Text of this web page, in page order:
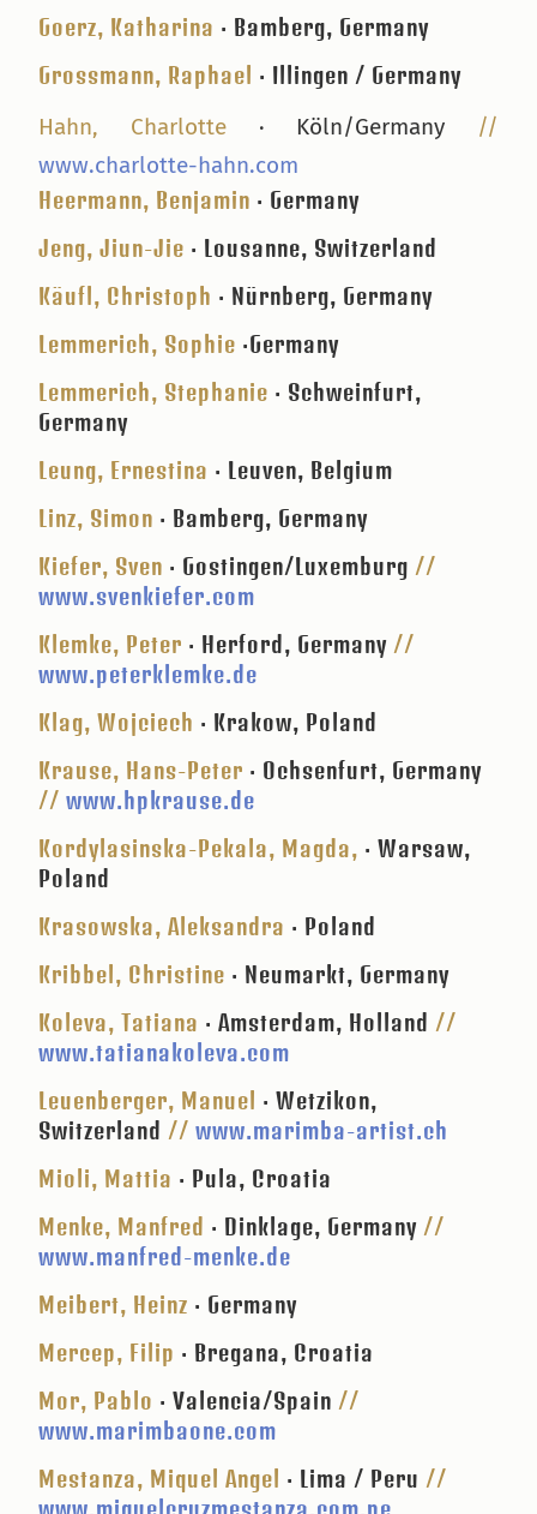
Goerz, Katharina · Bamberg, Germany
Grossmann, Raphael · Illingen / Germany
Hahn, Charlotte· Köln/Germany
//
www.charlotte-hahn.com
Heermann, Benjamin · Germany
Jeng, Jiun-Jie · Lousanne, Switzerland
Käufl, Christoph · Nürnberg, Germany
Lemmerich, Sophie ·Germany
Lemmerich, Stephanie · Schweinfurt,
Germany
Leung, Ernestina · Leuven, Belgium
Linz, Simon · Bamberg, Germany
Kiefer, Sven · Gostingen/Luxemburg //
www.svenkiefer.com
Klemke, Peter · Herford, Germany //
www.peterklemke.de
Klag, Wojciech · Krakow, Poland
Krause, Hans-Peter · Ochsenfurt, Germany
// www.hpkrause.de
Kordylasinska-Pekala, Magda, · Warsaw,
Poland
Krasowska, Aleksandra · Poland
Kribbel, Christine · Neumarkt, Germany
Koleva, Tatiana · Amsterdam, Holland //
www.tatianakoleva.com
Leuenberger, Manuel · Wetzikon,
Switzerland // www.marimba-artist.ch
Mioli, Mattia · Pula, Croatia
Menke, Manfred · Dinklage, Germany //
www.manfred-menke.de
Meibert, Heinz · Germany
Mercep, Filip · Bregana, Croatia
Mor, Pablo · Valencia/Spain //
www.marimbaone.com
Mestanza, Miquel Angel · Lima / Peru //